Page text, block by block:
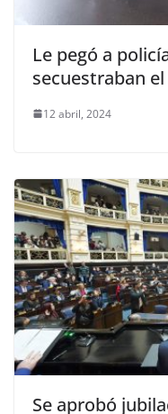
Le pegó a
secuestraban
12 abril, 2024
Se aprobó